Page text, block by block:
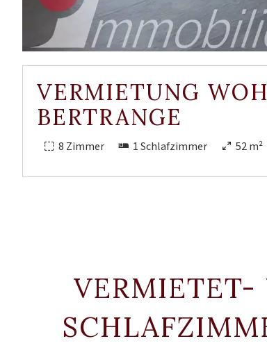
VERMIETUNG
BERTRANGE
8 Zimmer 1 Schlafzimmer 52 m²